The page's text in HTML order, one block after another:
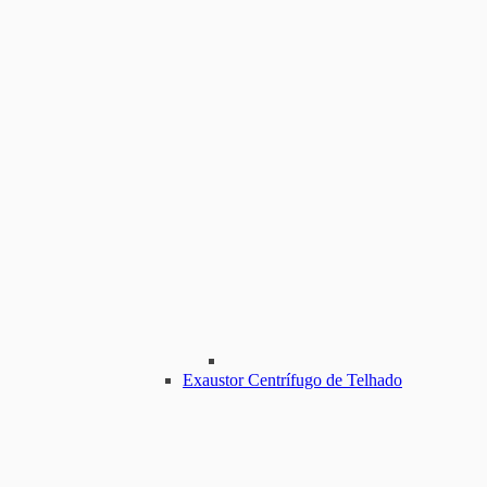
Exaustor Centrífugo de Telhado